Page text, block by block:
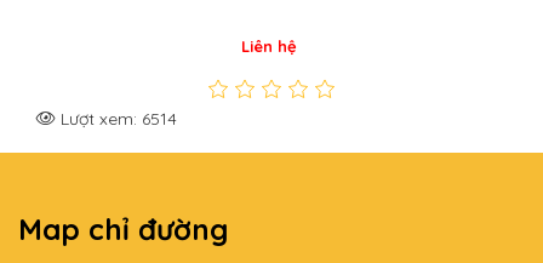
Liên hệ
Lượt xem: 6979
Map chỉ đường